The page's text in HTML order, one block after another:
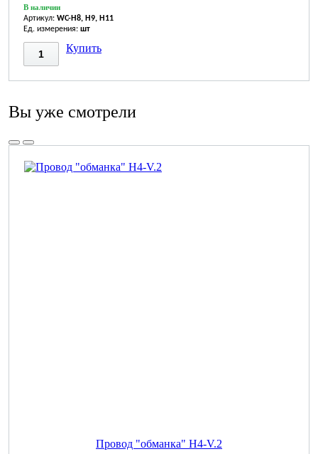
В наличии
Артикул: WC-H8, H9, H11
Ед. измерения: шт
Купить
Вы уже смотрели
Провод "обманка" H4-V.2